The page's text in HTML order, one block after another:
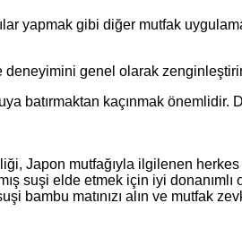
yapmak gibi diğer mutfak
deneyimini genel olarak
batırmaktan kaçınmak önemlidir.
Japon mutfağıyla ilgilenen
suşi elde etmek için iyi donanımlı
bambu matınızı alın ve mutfak